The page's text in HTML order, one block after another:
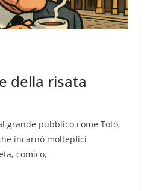
della risata
grande pubblico come Totò,
incarnò molteplici
comico,